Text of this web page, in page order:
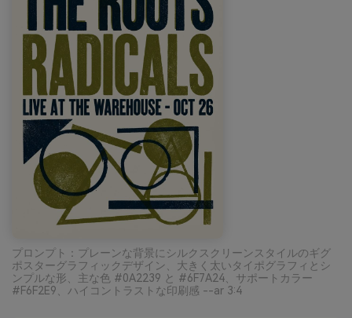
プロンプト：プレーンな背景にシルクスクリーンスタイルのギグ
ポスターグラフィックデザイン、大きく太いタイポグラフィとシ
ンプルな形、主な色 #0A2239 と #6F7A24、サポートカラー
#F6F2E9、ハイコントラストな印刷感 --ar 3:4